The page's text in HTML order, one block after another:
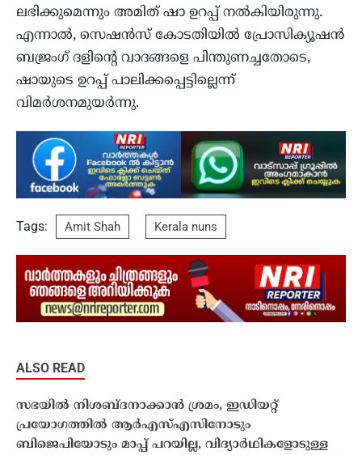
ലഭിക്കുമെന്നും അമിത് ഷാ ഉറപ്പ് നൽകിയിരുന്നു.
എന്നാൽ, സെഷൻസ് കോടതിയിൽ പ്രോസിക്യൂഷൻ
ബജ്രംഗ് ദളിന്റെ വാദങ്ങളെ പിന്തുണച്ചതോടെ,
ഷായുടെ ഉറപ്പ് പാലിക്കപ്പെട്ടില്ലെന്ന്
വിമർശനമുയർന്നു.
Tags: Amit Shah Kerala nuns
ALSO READ
സഭയിൽ നിശബ്ദനാക്കാൻ ശ്രമം, ഇഡിയറ്റ്
പ്രയോഗത്തിൽ ആർഎസ്എസിനോടും
ബിജെപിയോടും മാപ്പ് പറയില്ല, വിദ്യാർഥികളോടുള്ള